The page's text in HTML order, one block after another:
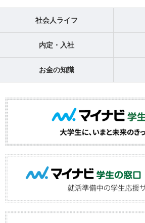
社会人ライフ
内定・入社
お金の知識